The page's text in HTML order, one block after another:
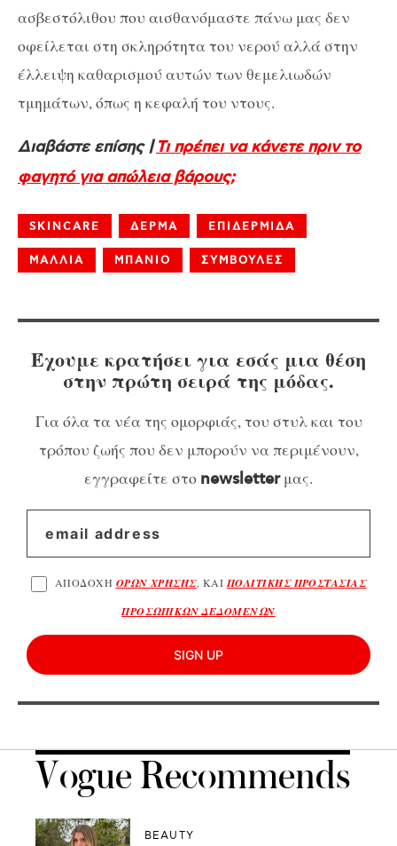
ασβεστόλιθου που αισθανόμαστε πάνω μας δεν
οφείλεται στη σκληρότητα του νερού αλλά στην
έλλειψη καθαρισμού αυτών των θεμελιωδών
τμημάτων, όπως η κεφαλή του ντους.
Διαβάστε επίσης |Τι πρέπει να κάνετε πριν το
φαγητό για απώλεια βάρους;
SKINCARE ΔΕΡΜΑ ΕΠΙΔΕΡΜΙΔΑ
ΜΑΛΛΙΑ ΜΠΑΝΙΟ ΣΥΜΒΟΥΛΕΣ
Έχουμε κρατήσει για εσάς μια θέση
στην πρώτη σειρά της μόδας.
Για όλα τα νέα της ομορφιάς, του στυλ και του
τρόπου ζωής που δεν μπορούν να περιμένουν,
εγγραφείτε στο newsletterμας.
ΑΠΟΔΟΧΗ ΟΡΩΝ ΧΡΗΣΗΣ, ΚΑΙ ΠΟΛΙΤΙΚΗΣ ΠΡΟΣΤΑΣΙΑΣ
ΠΡΟΣΩΠΙΚΩΝ ΔΕΔΟΜΕΝΩΝ
SIGN UP
Vogue Recommends
BEAUTY